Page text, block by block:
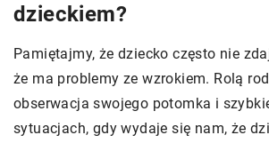
dzieckiem?
Pamiętajmy, że dziecko często nie
że ma problemy ze wzrokiem. Rolą
obserwacja swojego potomka i
sytuacjach, gdy wydaje się nam, że